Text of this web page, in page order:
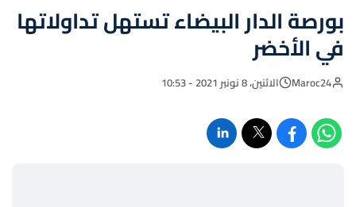
بورصة الدار البيضاء تستهل تداولاتها
في الأخضر
Maroc24 الاثنين، 8 نونبر 2021 - 10:53